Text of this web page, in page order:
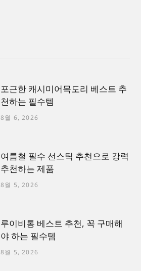
포근한 캐시미어목도리 베스트 추
천하는 필수템
8월 6, 2026
여름철 필수 선스틱 추천으로 강력
추천하는 제품
8월 5, 2026
루이비통 베스트 추천, 꼭 구매해
야 하는 필수템
8월 5, 2026